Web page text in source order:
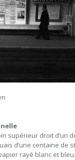
supérieur droit d’un
d’une centaine de
rayé blanc et bleu.